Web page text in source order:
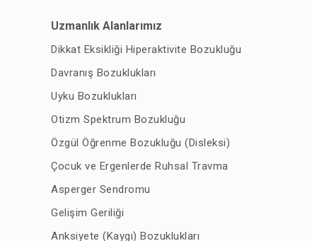
Uzmanlık Alanlarımız
Dikkat Eksikliği Hiperaktivite Bozukluğu
Davranış Bozuklukları
Uyku Bozuklukları
Otizm Spektrum Bozukluğu
Özgül Öğrenme Bozukluğu (Disleksi)
Çocuk ve Ergenlerde Ruhsal Travma
Asperger Sendromu
Gelişim Geriliği
Anksiyete (Kaygı) Bozuklukları